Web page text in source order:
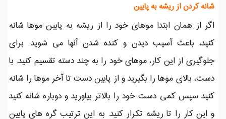
شانه کردن از ریشه به پایین
اگر از همان ابتدا موهای خود را از ریشه به پایین موها شانه
کنید، باعث آسیب دیدن و کنده شدن آنها می شوید. برای
جلوگیری از این کار، موهای خود را به چند دسته تقسیم کنید. با
دست، بالای موها را بگیرید و از پایین دست تا آخر موها را شانه
کنید سپس کمی دست خود را بالاتر بیاورید و دوباره شانه کنید
و این کار را تا ریشه تکرار کنید. به این ترتیب گره های پایین